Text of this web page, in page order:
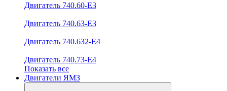
Двигатель 740.60-E3
Двигатель 740.63-E3
Двигатель 740.632-E4
Двигатель 740.73-E4
Показать все
Двигатели ЯМЗ